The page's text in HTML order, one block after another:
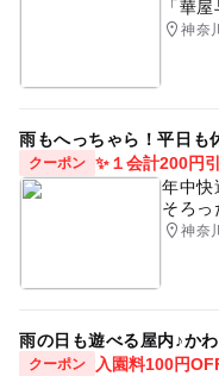
注意・制限事項
※当日、アルコール
間は11時～15時（
※小学生以下のお子
※インクは衣服など
※アルコール系イン
アルコールアレルギ
◆体験料：￥1,200
※体験料は制作する
◆制作品：フォトフ
関内駅チカアート市
日本アルコールインク
グラデーションアート
ディンプルアートワー
「華屋
神奈
雨もへっちゃら！平日も
クーポン ✨１会計200円
年中快
そろっ
神奈
雨の日も遊べる屋内♪か
クーポン
入園料100円